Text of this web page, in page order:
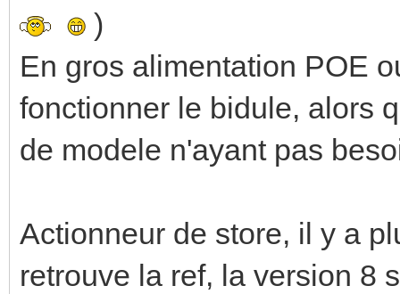
)
En gros alimentation POE
fonctionner le bidule, alors
de modele n'ayant pas
Actionneur de store, il y a
retrouve la ref, la version 8